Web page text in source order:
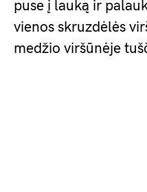
puse į lauką ir
vienos skruzdėlės
medžio viršūnėje